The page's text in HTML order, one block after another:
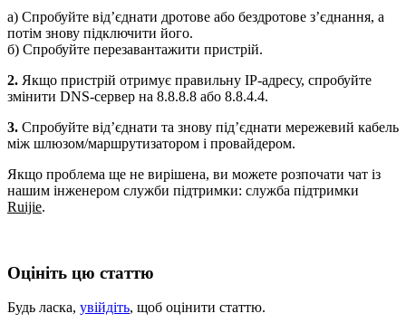
а) Спробуйте від’єднати дротове або бездротове з’єднання, а
потім знову підключити його.
б) Спробуйте перезавантажити пристрій.
2. Якщо пристрій отримує правильну IP-адресу, спробуйте
змінити DNS-сервер на 8.8.8.8 або 8.8.4.4.
3. Спробуйте від’єднати та знову під’єднати мережевий кабель
між шлюзом/маршрутизатором і провайдером.
Якщо проблема ще не вирішена, ви можете розпочати чат із
нашим інженером служби підтримки: служба підтримки
Ruijie.
Оцініть цю статтю
Будь ласка, увійдіть, щоб оцінити статтю.